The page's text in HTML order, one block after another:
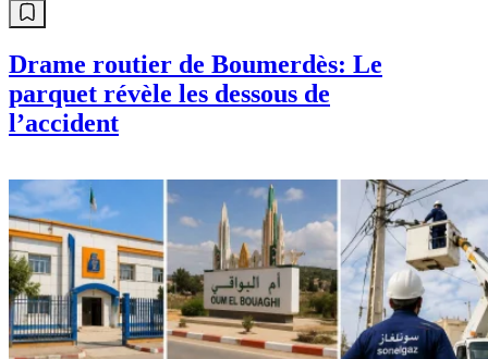
Drame routier de Boumerdès: Le
parquet révèle les dessous de
l’accident